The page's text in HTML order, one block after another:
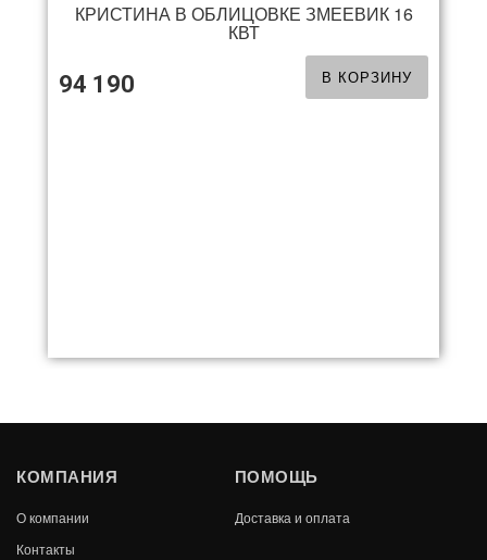
КРИСТИНА В ОБЛИЦОВКЕ ЗМЕЕВИК 16
КВТ
94 190 В КОРЗИНУ
КРИСТИНА В ОБЛИЦОВКЕ ЗМЕЕВИК 12
КВТ
80 960
КОМПАНИЯ
О компании
Контакты
ПОМОЩЬ
Доставка и оплата